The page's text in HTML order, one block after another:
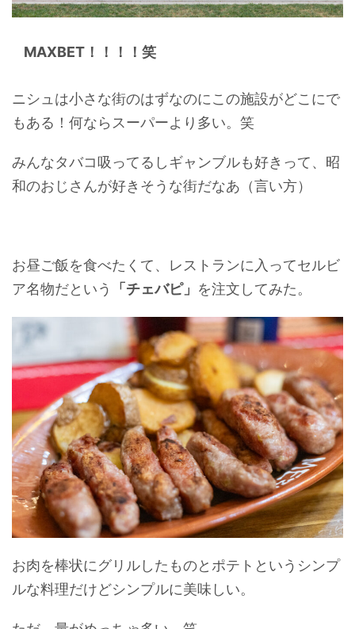
MAXBET！！！！笑
ニシュは小さな街のはずなのにこの施設がどこにで
もある！何ならスーパーより多い。笑
みんなタバコ吸ってるしギャンブルも好きって、昭
和のおじさんが好きそうな街だなあ（言い方）
お昼ご飯を食べたくて、レストランに入ってセルビ
ア名物だという
「チェバピ」 を注文してみた。
お肉を棒状にグリルしたものとポテトというシンプ
ルな料理だけどシンプルに美味しい。